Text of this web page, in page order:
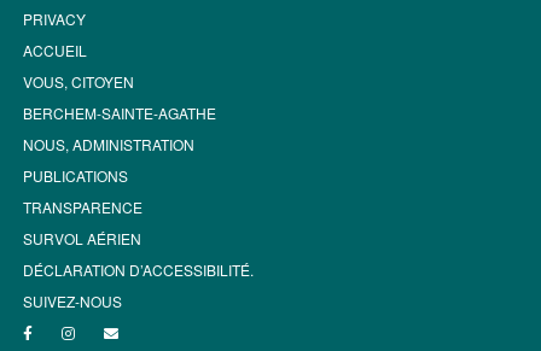
PRIVACY
ACCUEIL
VOUS, CITOYEN
BERCHEM-SAINTE-AGATHE
NOUS, ADMINISTRATION
PUBLICATIONS
TRANSPARENCE
SURVOL AÉRIEN
DÉCLARATION D’ACCESSIBILITÉ.
SUIVEZ-NOUS